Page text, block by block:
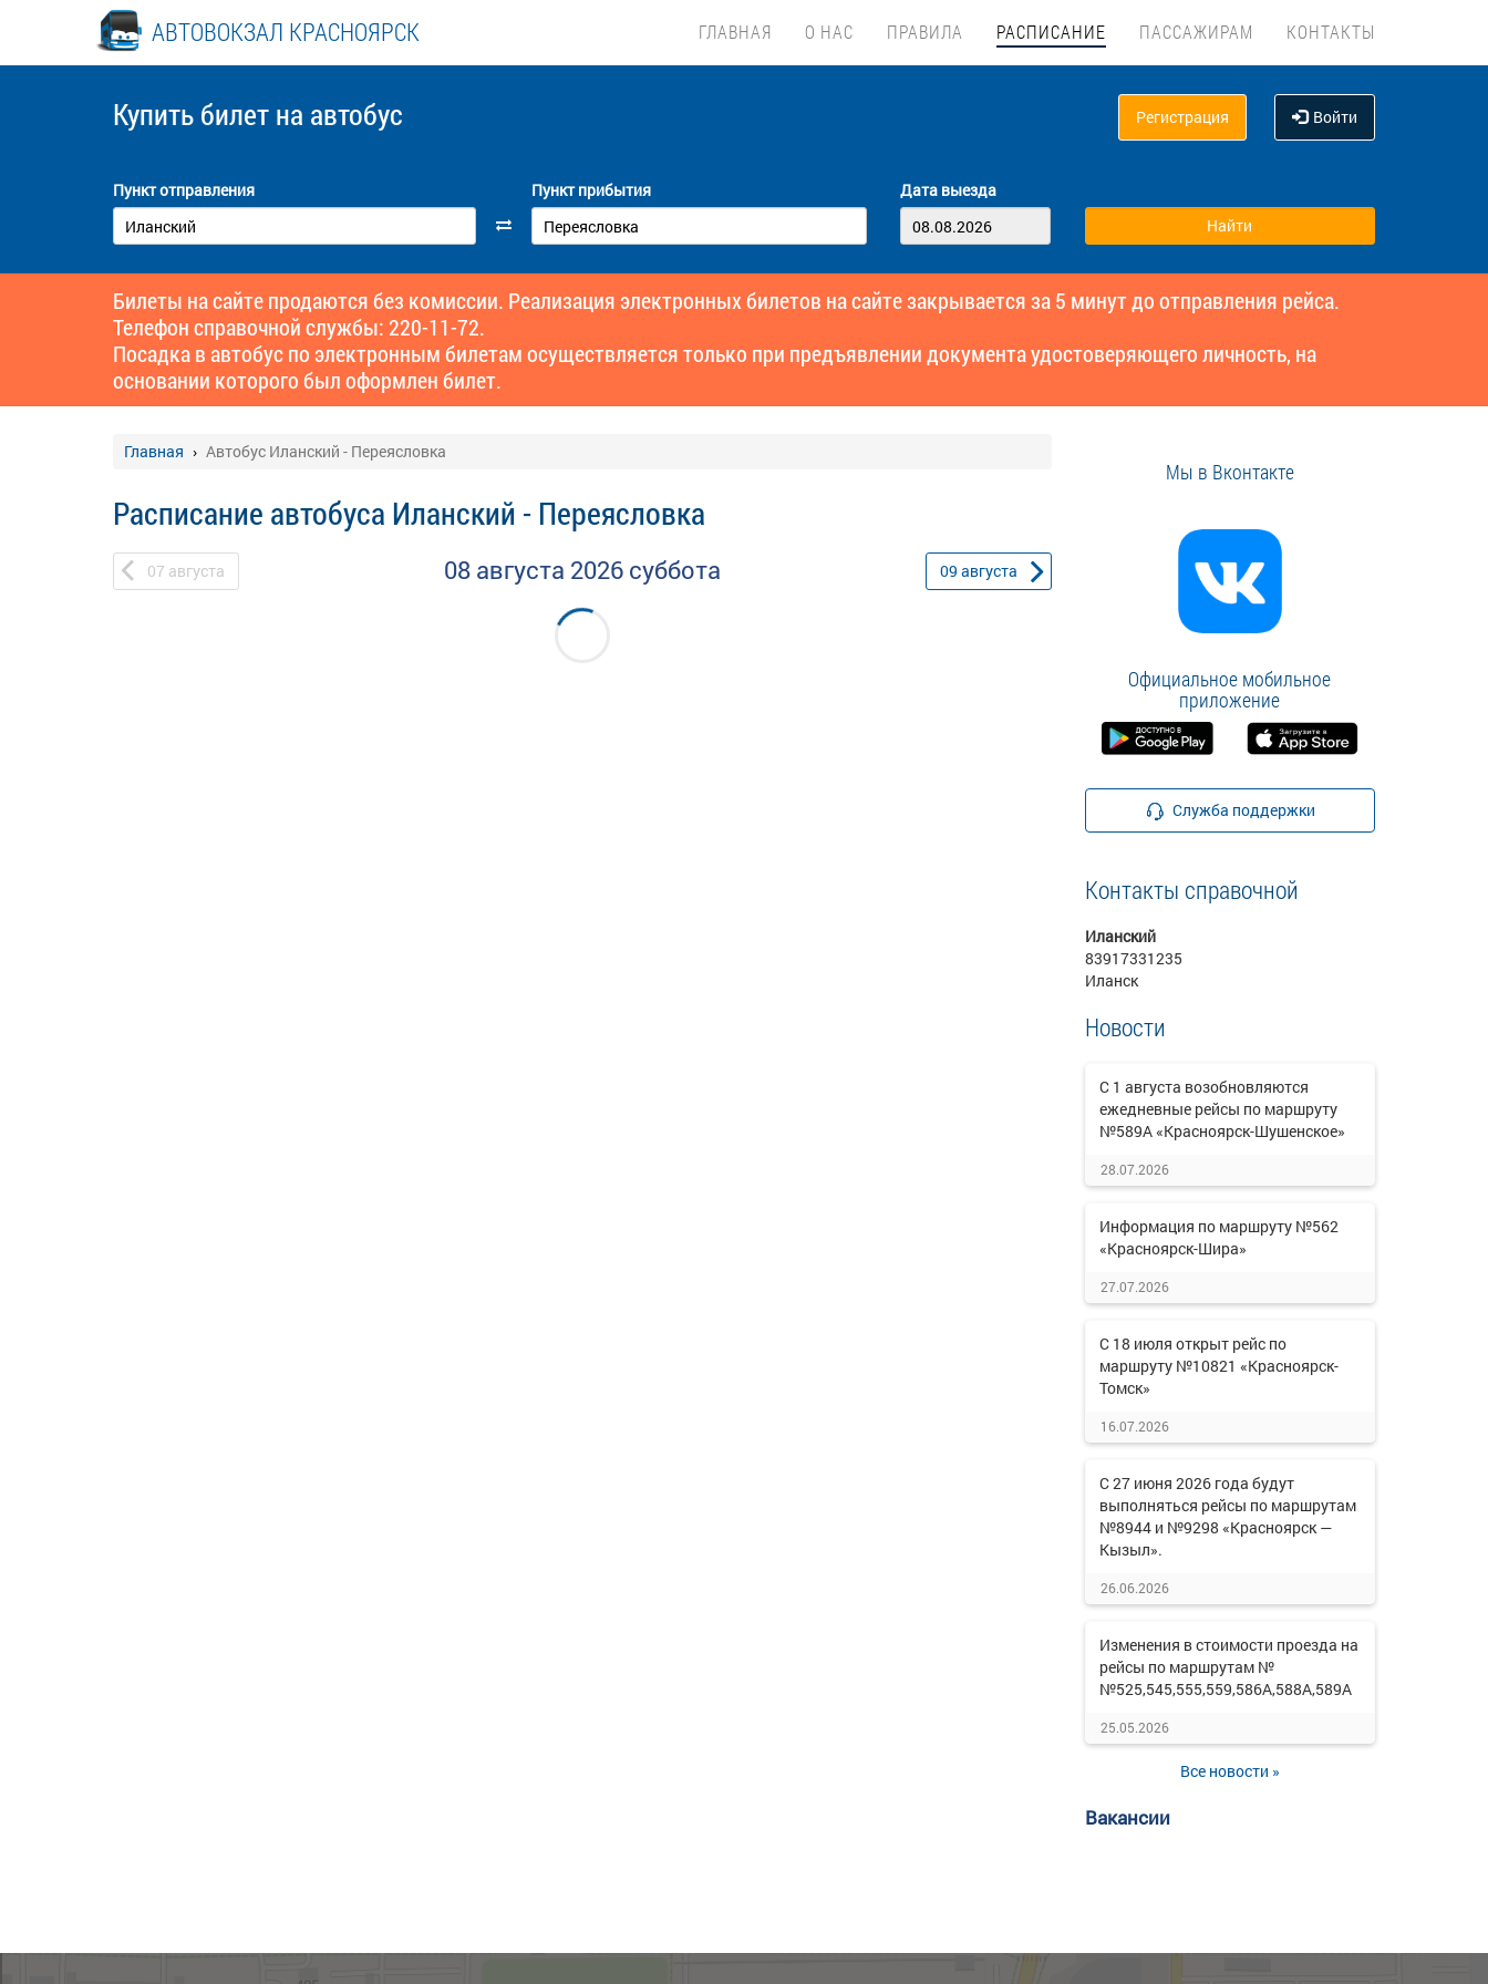
АВТОВОКЗАЛ КРАСНОЯРСК ГЛАВНАЯ О НАС ПРАВИЛА РАСПИСАНИЕ ПАССАЖИРАМ КОНТАКТЫ
Купить билет на автобус Регистрация Войти
Пункт отправления Пункт прибытия Дата выезда
Билеты на сайте продаются без комиссии. Реализация электронных билетов на сайте закрывается за 5 минут до отправления рейса.
Телефон справочной службы: 220-11-72.
Посадка в автобус по электронным билетам осуществляется только при предъявлении документа удостоверяющего личность, на
основании которого был оформлен билет.
Главная Автобус Иланский - Переясловка
Расписание автобуса Иланский - Переясловка
07 августа 08 августа 2026 суббота 09 августа
Мы в Вконтакте
Официальное мобильное
приложение
Служба поддержки
Контакты справочной
Иланский
83917331235
Иланск
Новости
С 1 августа возобновляются
ежедневные рейсы по маршруту
№589А «Красноярск-Шушенское»
28.07.2026
Информация по маршруту №562
«Красноярск-Шира»
27.07.2026
С 18 июля открыт рейс по
маршруту №10821 «Красноярск-
Томск»
16.07.2026
С 27 июня 2026 года будут
выполняться рейсы по маршрутам
№8944 и №9298 «Красноярск —
Кызыл».
26.06.2026
Изменения в стоимости проезда на
рейсы по маршрутам №
№525,545,555,559,586А,588А,589А
25.05.2026
Все новости »
Вакансии